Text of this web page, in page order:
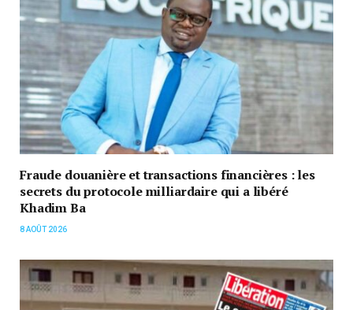
Fraude douanière et transactions financières : les
secrets du protocole milliardaire qui a libéré
Khadim Ba
8 AOÛT 2026